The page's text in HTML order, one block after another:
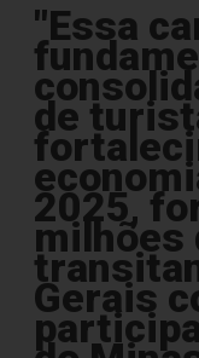
"Essa
de
2025,
milhões
Gerais